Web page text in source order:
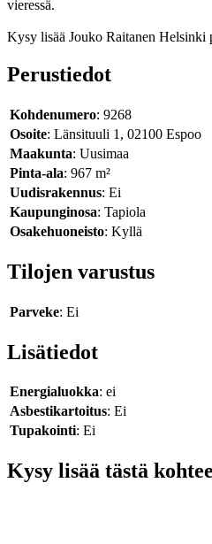
vieressä.
Kysy lisää Jouko Raitanen Helsinki
Perustiedot
Kohdenumero: 9268
Osoite: Länsituuli 1, 02100 Espoo
Maakunta: Uusimaa
Pinta-ala: 967 m²
Uudisrakennus: Ei
Kaupunginosa: Tapiola
Osakehuoneisto: Kyllä
Tilojen varustus
Parveke: Ei
Lisätiedot
Energialuokka: ei
Asbestikartoitus: Ei
Tupakointi: Ei
Kysy lisää tästä